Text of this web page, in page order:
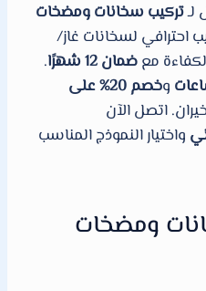
لـتركيب سخانات ومضخات
احترافي لسخانات غاز/
معضمان 12 شهرًا
.
و
خصم 20% على
خيران. اتصل الآن
واختيار النموذج المناسب
ومضخات